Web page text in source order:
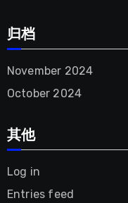
归档
November 2024
October 2024
其他
Log in
Entries feed